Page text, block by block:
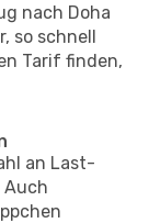
nach Doha
so schnell
Tarif finden,
an Last-